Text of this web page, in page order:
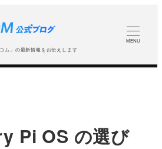
ム」の最新情報をお伝えします
MENU
Pi OS の選び